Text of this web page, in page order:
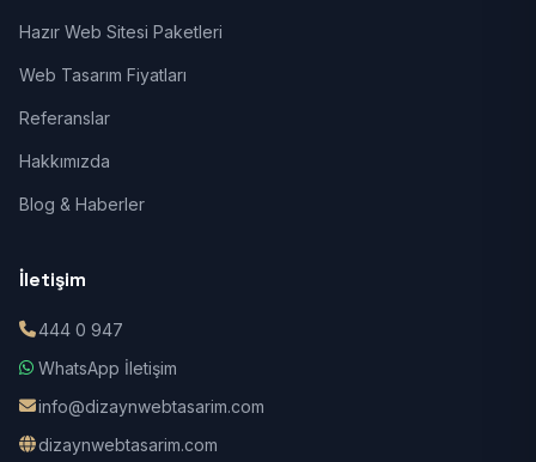
Hazır Web Sitesi Paketleri
Web Tasarım Fiyatları
Referanslar
Hakkımızda
Blog & Haberler
İletişim
444 0 947
WhatsApp İletişim
info@dizaynwebtasarim.com
dizaynwebtasarim.com